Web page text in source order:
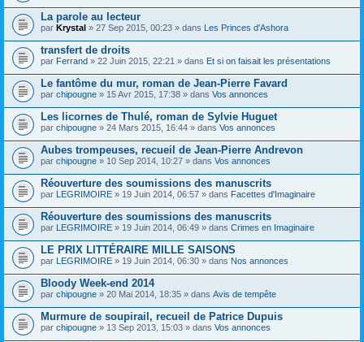
La parole au lecteur
par Krystal » 27 Sep 2015, 00:23 » dans Les Princes d'Ashora
transfert de droits
par Ferrand » 22 Juin 2015, 22:21 » dans Et si on faisait les présentations
Le fantôme du mur, roman de Jean-Pierre Favard
par chipougne » 15 Avr 2015, 17:38 » dans Vos annonces
Les licornes de Thulé, roman de Sylvie Huguet
par chipougne » 24 Mars 2015, 16:44 » dans Vos annonces
Aubes trompeuses, recueil de Jean-Pierre Andrevon
par chipougne » 10 Sep 2014, 10:27 » dans Vos annonces
Réouverture des soumissions des manuscrits
par LEGRIMOIRE » 19 Juin 2014, 06:57 » dans Facettes d'Imaginaire
Réouverture des soumissions des manuscrits
par LEGRIMOIRE » 19 Juin 2014, 06:49 » dans Crimes en Imaginaire
LE PRIX LITTÉRAIRE MILLE SAISONS
par LEGRIMOIRE » 19 Juin 2014, 06:30 » dans Nos annonces
Bloody Week-end 2014
par chipougne » 20 Mai 2014, 18:35 » dans Avis de tempête
Murmure de soupirail, recueil de Patrice Dupuis
par chipougne » 13 Sep 2013, 15:03 » dans Vos annonces